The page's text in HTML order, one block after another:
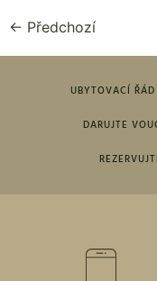
← Předchozí
UBYTOVACÍ ŘÁD
DARUJTE